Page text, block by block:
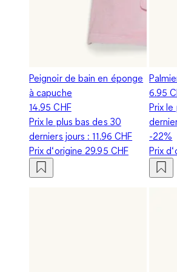
Peignoir de bain en éponge
à capuche
14.95 CHF
Prix le plus bas des 30
derniers jours :11.96 CHF
Prix d‘origine 29.95 CHF
6.95
Prix le
-22%
Prix